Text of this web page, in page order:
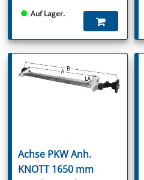
Auf Lager.
Achse PKW Anh.
KNOTT 1650 mm